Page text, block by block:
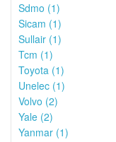
Sdmo (1)
Sicam (1)
Sullair (1)
Tcm (1)
Toyota (1)
Unelec (1)
Volvo (2)
Yale (2)
Yanmar (1)